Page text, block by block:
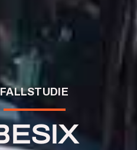
FALLSTUDIE